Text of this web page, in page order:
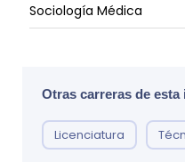
Sociología Médica
Inglés Técnico
Otras carreras de
Licenciatura